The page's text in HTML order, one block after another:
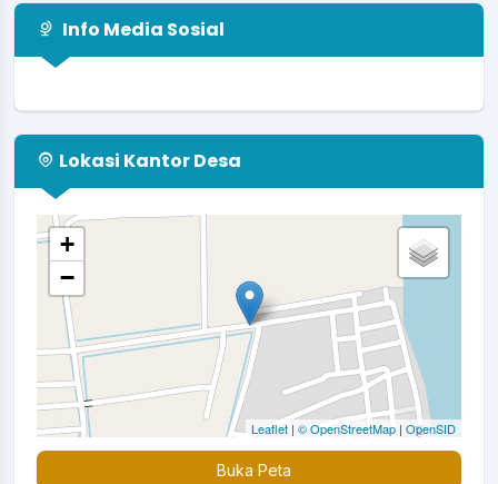
Info Media Sosial
Lokasi Kantor Desa
+
−
Leaflet | © OpenStreetMap | OpenSID
Buka Peta